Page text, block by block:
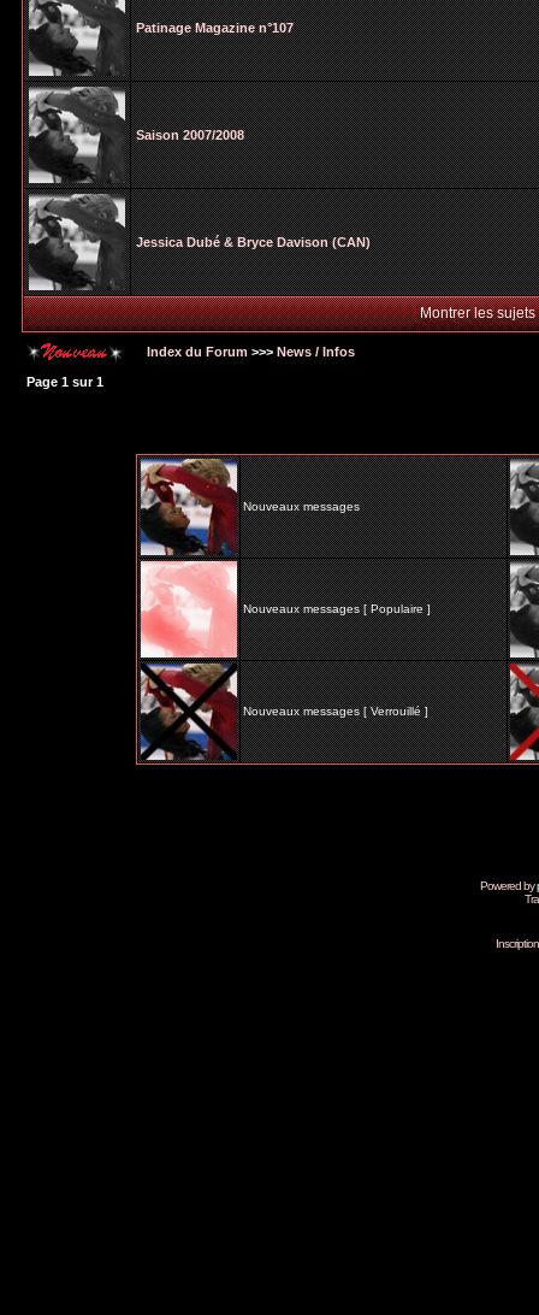
Patinage Magazine n°107
Saison 2007/2008
Jessica Dubé & Bryce Davison (CAN)
Montrer les
Index du Forum >>> News / Infos
Page 1 sur1
Nouveaux messages
Nouveaux messages [ Populaire ]
Nouveaux messages [ Verrouillé ]
Powered by